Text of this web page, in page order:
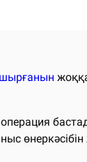
өнеркәсібін